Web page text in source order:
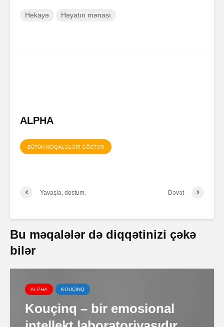
Hekayə Həyatın mənası
ALPHA
BÜTÜN MƏQALƏLƏRİ GÖSTƏR
Yavaşla, dostum. Dəvət
Bu məqalələr də diqqətinizi çəkə
bilər
ALPHA KOUÇİNQ
Kouçinq – bir emosional